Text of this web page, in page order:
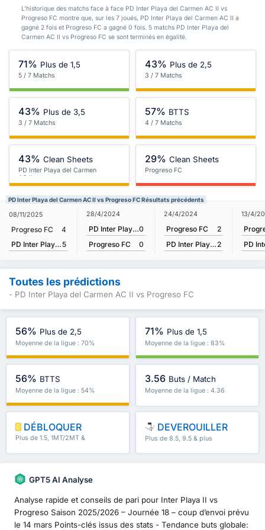
L'historique des matchs face à face PD Inter Playa del Carmen AC II vs
Progreso FC montre que, sur les 7 joués, PD Inter Playa del Carmen AC II a
gagné 2 fois et Progreso FC a gagné 0 fois. 5 matchs PD Inter Playa del
Carmen AC II vs Progreso FC se sont terminés en égalité.
71% Plus de 1,5
5 / 7 Matchs
43% Plus de 2,5
3 / 7 Matchs
43% Plus de 3,5
3 / 7 Matchs
57% BTTS
4 / 7 Matchs
43% Clean Sheets
PD Inter Playa del Carmen
AC II
29% Clean Sheets
Progreso FC
PD Inter Playa del Carmen AC II vs Progreso FC Résultats précédents
08/11/2025
Progreso FC
4
PD Inter Playa del Carmen AC II5
28/4/2024
PD Inter Playa del Carmen AC II0
Progreso FC
0
24/4/2024
Progreso FC
2
PD Inter Playa del Carmen AC II2
13/4/
Toutes les prédictions
- PD Inter Playa del Carmen AC II vs Progreso FC
56% Plus de 2,5
Moyenne de la ligue : 70%
71% Plus de 1,5
Moyenne de la ligue : 83%
56% BTTS
Moyenne de la ligue : 54%
3.56 Buts / Match
Moyenne de la ligue : 4.36
DÉBLOQUER
Plus de 1.5, 1MT/2MT &
plus
DEVEROUILLER
Plus de 8.5, 9.5 & plus
GPT5 AI Analyse
Analyse rapide et conseils de pari pour Inter Playa II vs
Progreso Saison 2025/2026 – Journée 18 – coup d’envoi prévu
le 14 mars Points-clés issus des stats - Tendance buts globale: